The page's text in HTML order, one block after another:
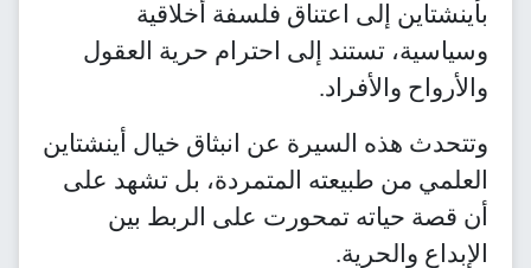
بأينشتاين إلى اعتناق فلسفة أخلاقية
وسياسية، تستند إلى احترام حرية العقول
والأرواح والأفراد.
وتتحدث هذه السيرة عن انبثاق خيال أينشتاين
العلمي من طبيعته المتمردة، بل تشهد على
أن قصة حياته تمحورت على الربط بين
الإبداع والحرية.